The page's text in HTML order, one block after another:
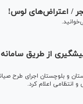
از طریق
و بلوچستان اجرای طرح
انتظامی اعلام کرد.